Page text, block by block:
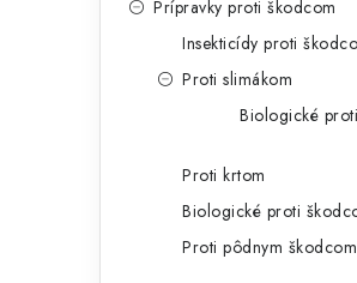
Prípravky proti škodcom
Insekticídy proti
Proti slimákom
Biologické
Proti krtom
Biologické proti
Proti pôdnym škodcom